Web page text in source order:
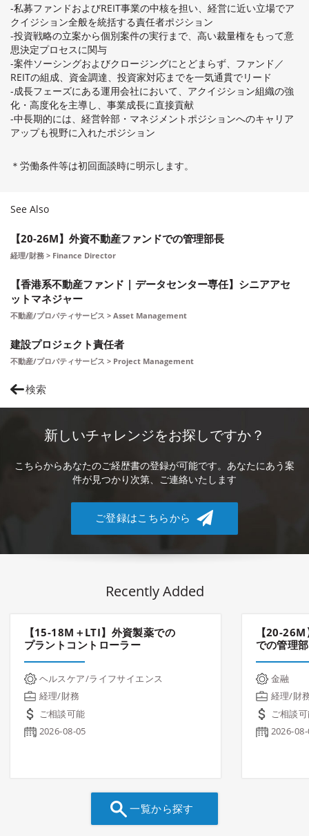
-私募ファンドおよびREIT事業の中核を担い、経営に近い立場でア
クイジション全般を統括する責任者ポジション
-投資戦略の立案から個別案件の実行まで、高い裁量権をもって意
思決定プロセスに関与
-案件ソーシングおよびクロージングにとどまらず、ファンド／
REITの組成、資金調達、投資家対応までを一気通貫でリード
-成長フェーズにある運用会社において、アクイジション組織の強
化・高度化を主導し、事業成長に直接貢献
-中長期的には、経営幹部・マネジメントポジションへのキャリア
アップも視野に入れたポジション
＊労働条件等は初回面談時に明示します。
See Also
【20-26M】外資不動産ファンドでの管理部長
経理/財務 > Finance Director
【香港系不動産ファンド | データセンター専任】シニアアセ
ットマネジャー
不動産/プロパティサービス > Asset Management
建設プロジェクト責任者
不動産/プロパティサービス > Project Management
検索
新しいチャレンジをお探しですか？
こちらからあなたのご経歴書の登録が可能です。あなたにあう案
件が見つかり次第、ご連絡いたします
ご登録はこちらから
Recently Added
【15-18M＋LTI】外資製薬での
プラントコントローラー
ヘルスケア/ライフサイエンス
経理/財務
ご相談可能
2026-08-05
【20-
での管理
金融
経理/財
ご相談
2026-
一覧から探す